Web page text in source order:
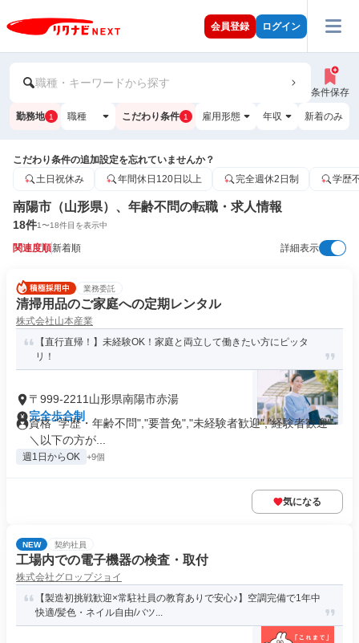
会員登録 ログイン
職種・キーワードから探す
条件保存
勤務地 1 職種 こだわり条件 1 雇用形態 年収 新着のみ
こだわり条件の追加設定を忘れていませんか？
土日祝休み
年間休日120日以上 完全週休2日制 学歴
南陽市（山形県）、年齢不問の転職・求人情報
18件1〜18件目を表示中
関連度順新着順 詳細表示
業務委託
清掃用品のご家庭への定期レンタル
株式会社山本産業
【直行直帰！】未経験OK！家庭と両立して働きたい方にピッタ
リ！
〒999-2211山形県南陽市赤湯
完全歩合制
資格 "学歴・年齢不問","要普免","未経験者歓迎","経験者歓迎"
＼以下の方が...
週1日からOK +9個
気になる
NEW 契約社員
工場内での電子機器の検査・取付
株式会社グロップジョイ
【製造初挑戦歓迎×常駐社員の教育ありで安心♪】空調完備で1年中
快適/髪色・ネイル自由/バツ...